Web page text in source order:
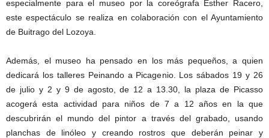
especialmente para el museo por la coreógrafa Esther Racero,
este espectáculo se realiza en colaboración con el Ayuntamiento
de Buitrago del Lozoya.
Además, el museo ha pensado en los más pequeños, a quien
dedicará los talleres Peinando a Picagenio. Los sábados 19 y 26
de julio y 2 y 9 de agosto, de 12 a 13.30, la plaza de Picasso
acogerá esta actividad para niños de 7 a 12 años en la que
descubrirán el mundo del pintor a través del grabado, usando
planchas de linóleo y creando rostros que deberán peinar y